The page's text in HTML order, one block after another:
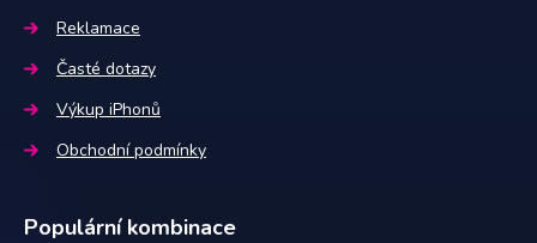
Reklamace
Časté dotazy
Výkup iPhonů
Obchodní podmínky
Populární kombinace